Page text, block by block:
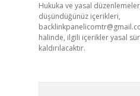
Hukuka ve yasal
düşündüğünüz içerikleri,
halinde, ilgili içerikler yasal
kaldırılacaktır.